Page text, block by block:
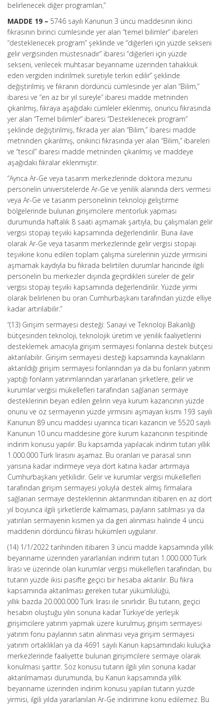
belirlenecek diğer programları,”
MADDE 19 – 5746 sayılı Kanunun 3 üncü maddesinin ikinci
fıkrasının birinci cümlesinde yer alan “temel bilimler” ibareleri
“desteklenecek program” şeklinde ve “diğerleri için yüzde sekseni
gelir vergisinden müstesnadır” ibaresi “diğerleri için yüzde
sekseni, verilecek muhtasar beyanname üzerinden tahakkuk
eden vergiden indirilmek suretiyle terkin edilir” şeklinde
değiştirilmiş ve fıkranın dördüncü cümlesinde yer alan “Bilim,”
ibaresi ve “en az bir yıl süreyle” ibaresi madde metninden
çıkarılmış, fıkraya aşağıdaki cümleler eklenmiş, onuncu fıkrasında
yer alan “Temel bilimler” ibaresi “Desteklenecek program”
şeklinde değiştirilmiş, fıkrada yer alan “Bilim,” ibaresi madde
metninden çıkarılmış, onikinci fıkrasında yer alan “Bilim,” ibareleri
ve “tescil” ibaresi madde metninden çıkarılmış ve maddeye
aşağıdaki fıkralar eklenmiştir.
“Ayrıca Ar-Ge veya tasarım merkezlerinde doktora mezunu
personelin üniversitelerde Ar-Ge ve yenilik alanında ders vermesi
veya Ar-Ge ve tasarım personelinin teknoloji geliştirme
bölgelerinde bulunan girişimcilere mentorluk yapması
durumunda haftalık 8 saati aşmamak şartıyla, bu çalışmaları gelir
vergisi stopajı teşviki kapsamında değerlendirilir. Buna ilave
olarak Ar-Ge veya tasarım merkezlerinde gelir vergisi stopajı
teşvikine konu edilen toplam çalışma sürelerinin yüzde yirmisini
aşmamak kaydıyla bu fıkrada belirtilen durumlar haricinde ilgili
personelin bu merkezler dışında geçirdikleri süreler de gelir
vergisi stopajı teşviki kapsamında değerlendirilir. Yüzde yirmi
olarak belirlenen bu oran Cumhurbaşkanı tarafından yüzde elliye
kadar artırılabilir.”
“(13) Girişim sermayesi desteği: Sanayi ve Teknoloji Bakanlığı
bütçesinden teknoloji, teknolojik üretim ve yenilik faaliyetlerini
desteklemek amacıyla girişim sermayesi fonlarına destek bütçesi
aktarılabilir. Girişim sermayesi desteği kapsamında kaynakların
aktarıldığı girişim sermayesi fonlarından ya da bu fonların yatırım
yaptığı fonların yatırımlarından yararlanan şirketlere, gelir ve
kurumlar vergisi mükellefleri tarafından sağlanan sermaye
desteklerinin beyan edilen gelirin veya kurum kazancının yüzde
onunu ve öz sermayenin yüzde yirmisini aşmayan kısmı 193 sayılı
Kanunun 89 uncu maddesi uyarınca ticari kazancın ve 5520 sayılı
Kanunun 10 uncu maddesine göre kurum kazancının tespitinde
indirim konusu yapılır. Bu kapsamda yapılacak indirim tutarı yıllık
1.000.000 Türk lirasını aşamaz. Bu oranları ve parasal sınırı
yarısına kadar indirmeye veya dört katına kadar artırmaya
Cumhurbaşkanı yetkilidir. Gelir ve kurumlar vergisi mükellefleri
tarafından girişim sermayesi yoluyla destek almış firmalara
sağlanan sermaye desteklerinin aktarımından itibaren en az dört
yıl boyunca ilgili şirketlerde kalmaması, payların satılması ya da
yatırılan sermayenin kısmen ya da geri alınması halinde 4 üncü
maddenin dördüncü fıkrası hükümleri uygulanır.
(14) 1/1/2022 tarihinden itibaren 3 üncü madde kapsamında yıllık
beyanname üzerinden yararlanılan indirim tutarı 1.000.000 Türk
lirası ve üzerinde olan kurumlar vergisi mükellefleri tarafından, bu
tutarın yüzde ikisi pasifte geçici bir hesaba aktarılır. Bu fıkra
kapsamında aktarılması gereken tutar yükümlülüğü,
yıllık bazda 20.000.000 Türk lirası ile sınırlıdır. Bu tutarın, geçici
hesabın oluştuğu yılın sonuna kadar Türkiye’de yerleşik
girişimcilere yatırım yapmak üzere kurulmuş girişim sermayesi
yatırım fonu paylarının satın alınması veya girişim sermayesi
yatırım ortaklıkları ya da 4691 sayılı Kanun kapsamındaki kuluçka
merkezlerinde faaliyette bulunan girişimcilere sermaye olarak
konulması şarttır. Söz konusu tutarın ilgili yılın sonuna kadar
aktarılmaması durumunda, bu Kanun kapsamında yıllık
beyanname üzerinden indirim konusu yapılan tutarın yüzde
yirmisi, ilgili yılda yararlanılan Ar-Ge indirimine konu edilemez. Bu